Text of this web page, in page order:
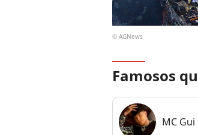
© AGNews
Famosos
MC Gui